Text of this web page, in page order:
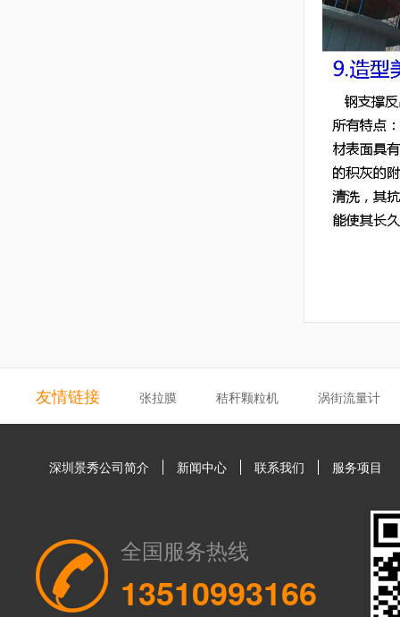
友情链接 张拉膜 秸秆颗粒机 涡街流量计
深圳景秀公司简介 新闻中心 联系我们 服务项目
全国服务热线
13510993166